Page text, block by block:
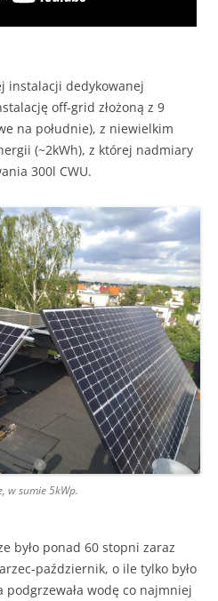
instalacji dedykowanej
off-grid złożoną z 9
na południe), z niewielkim
(~2kWh), z której nadmiary
300l CWU.
w sumie 5kWp.
było ponad 60 stopni zaraz
październik, o ile tylko było
podgrzewała wodę co najmniej